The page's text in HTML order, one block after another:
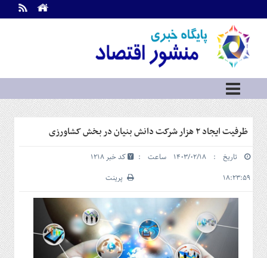
اطلاعات
تماس
ما
درباره
ما
سرویس
ها
بازار
سرمایه
و
بورس
و
شهری
ظرفیت ایجاد ۲ هزار شرکت دانش بنیان در بخش کشاورزی
تاریخ : ۱۴۰۳/۰۲/۱۸ ساعت :
۱۸:۲۳:۵۹
کد خبر 1218
پرینت